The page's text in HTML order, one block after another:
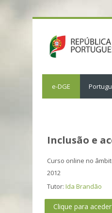
e-DGE
Inclusão e
Curso online no
2012
Tutor:Ida Brandão
Clique para